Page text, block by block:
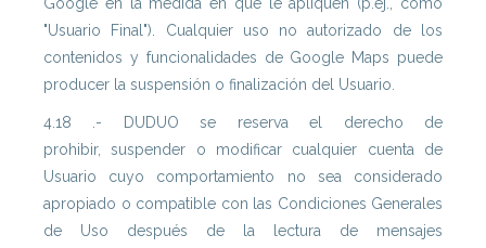
"Usuario Final"). Cualquier uso no autorizado de los
contenidos y funcionalidades de Google Maps puede
producer la suspensión o finalización del Usuario.
4.18 .- DUDUO se reserva el derecho de
prohibir, suspender o modificar cualquier cuenta de
Usuario cuyo comportamiento no sea considerado
apropiado o compatible con las Condiciones Generales
de Uso después de la lectura de mensajes